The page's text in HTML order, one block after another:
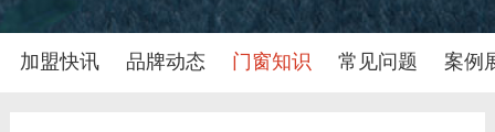
加盟快讯 品牌动态 门窗知识 常见问题 案例